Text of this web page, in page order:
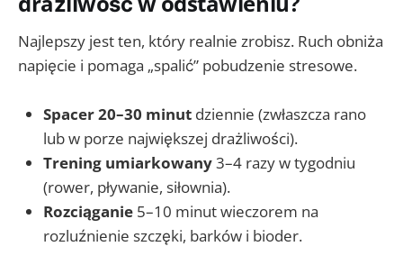
Najlepszy jest ten, który realnie zrobisz. Ruch obniża
napięcie i pomaga „spalić” pobudzenie stresowe.
Spacer 20–30 minut dziennie (zwłaszcza rano
lub w porze największej drażliwości).
Trening umiarkowany3–4 razy w tygodniu
(rower, pływanie, siłownia).
Rozciąganie 5–10 minut wieczorem na
rozluźnienie szczęki, barków i bioder.